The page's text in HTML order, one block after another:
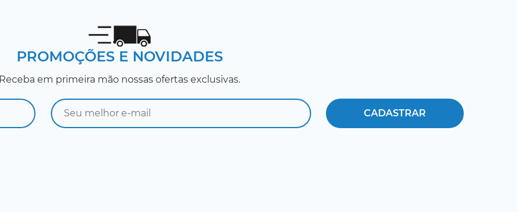
PROMOÇÕES E NOVIDADES
Receba em primeira mão nossas ofertas exclusivas.